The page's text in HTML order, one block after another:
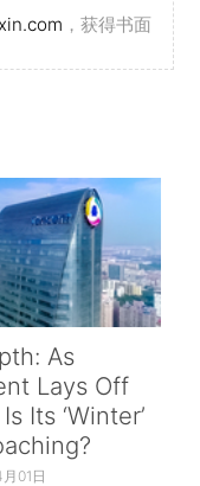
，获得书面
As
Lays Off
Its ‘Winter’
01日